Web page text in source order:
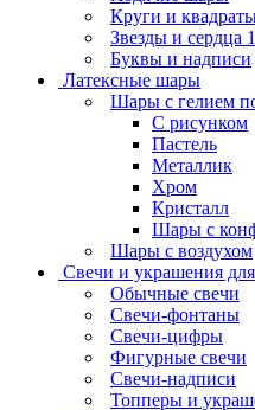
Круги и
Звезды и сердца
Буквы и надписи
Латексные шары
Шары с гелием
С рисунком
Пастель
Металлик
Хром
Кристалл
Шары с
Шары с воздухом
Свечи и украшения для
Обычные свечи
Свечи-фонтаны
Свечи-цифры
Фигурные свечи
Свечи-надписи
Топперы и